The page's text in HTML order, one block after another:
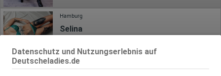
Datenschutz und Nutzungserlebnis auf
Deutscheladies.de
Hamburg
Selina
AV, 69, GF6, DT, Franz b. Ihr, BV, Schmu., Kuscheln
Hamburg